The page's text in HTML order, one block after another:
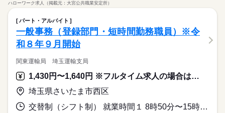
ハローワーク求人（掲載元：大宮公共職業安定所）
パート・アルバイト
一般事務（登録部門・短時間勤務職員）※令
和８年９月開始
関東運輸局 埼玉運輸支局
1,430円〜1,640円 ※フルタイム求人の場合は月額（換算額）、パート求人の場合は時間額を表示しています。
埼玉県さいたま市西区
交替制（シフト制） 就業時間１ 8時50分〜15時50分 就業時間２ 9時00分〜16時00分